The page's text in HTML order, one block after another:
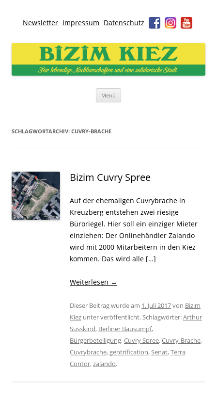
Newsletter Impressum Datenschutz
Bizim Kiez – Unser Kiez
Für lebendige Nachbarschaften und eine solidarische Stadt
Menü
SCHLAGWORTARCHIV: CUVRY-BRACHE
Bizim Cuvry Spree
Auf der ehemaligen Cuvrybrache in
Kreuzberg entstehen zwei riesige
Büroriegel. Hier soll ein einziger Mieter
einziehen: Der Onlinehändler Zalando
wird mit 2000 Mitarbeitern in den Kiez
kommen. Das wird alle […]
Weiterlesen →
Dieser Beitrag wurde am 1. Juli 2017von Bizim
Kiez unter veröffentlicht. Schlagwörter:Arthur
Süsskind, Berliner Bausumpf,
Bürgerbeteiligung,Cuvry Spree,Cuvry-Brache,
Cuvrybrache, gentrification,Senat,Terra
Contor,zalando.